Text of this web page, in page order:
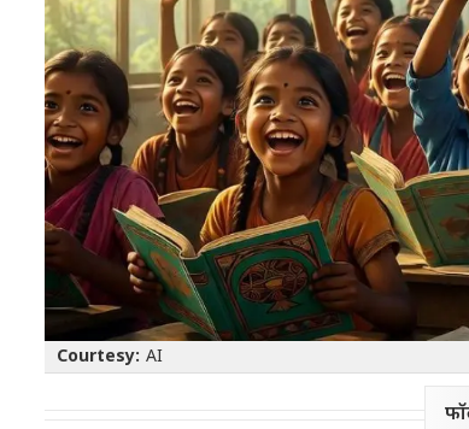
Courtesy: AI